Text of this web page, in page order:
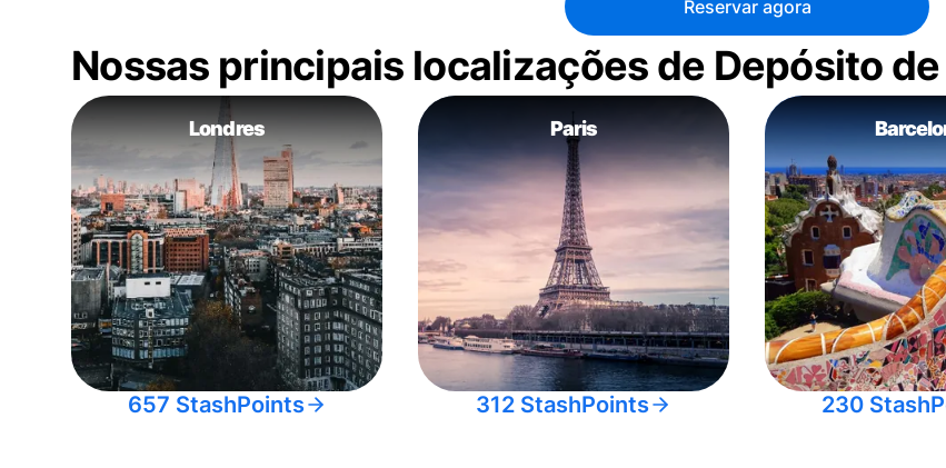
Reservar agora
Nossas principais localizações de Depósito
Londres
657 StashPoints
Paris
312 StashPoints 230